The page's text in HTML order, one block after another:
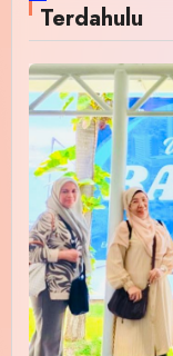
Terdahulu